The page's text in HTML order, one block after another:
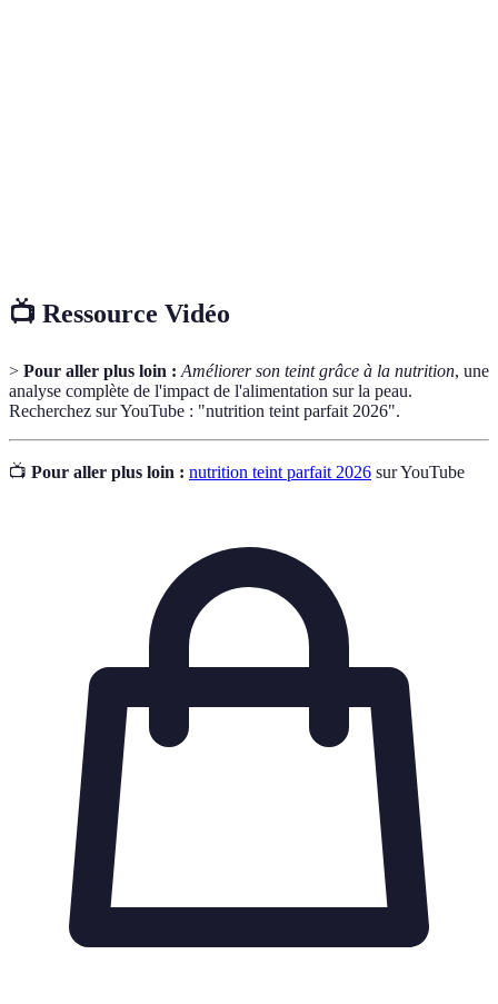
📺 Ressource Vidéo
> Pour aller plus loin : Améliorer son teint grâce à la nutrition, une
analyse complète de l'impact de l'alimentation sur la peau.
Recherchez sur YouTube : "nutrition teint parfait 2026".
📺 Pour aller plus loin : nutrition teint parfait 2026 sur YouTube